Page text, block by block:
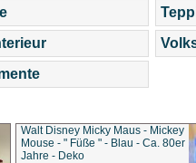
Walt Disney Micky Maus - Mickey
Mouse - " Füße " - Blau - Ca. 80er
Jahre - Deko